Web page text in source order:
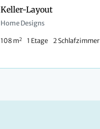
Keller-Layout
Home Designs
108 m2 1 Etage 2 Schlafzimmer